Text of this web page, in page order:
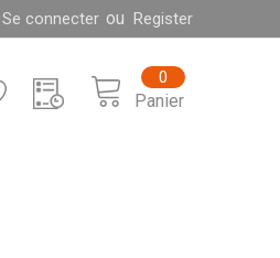
Se connecter ou Register
Panier
0